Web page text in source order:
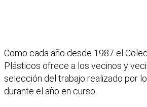
Como cada año desde 1987 el
Plásticos ofrece a los vecinos y
selección del trabajo realizado por
durante el año en curso.